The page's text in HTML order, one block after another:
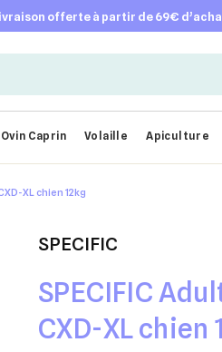
livraison offerte à partir de 69€
Ovin Caprin Volaille Apiculture
XL chien 12kg
SPECIFIC
SPECIFIC
CXD-XL chien